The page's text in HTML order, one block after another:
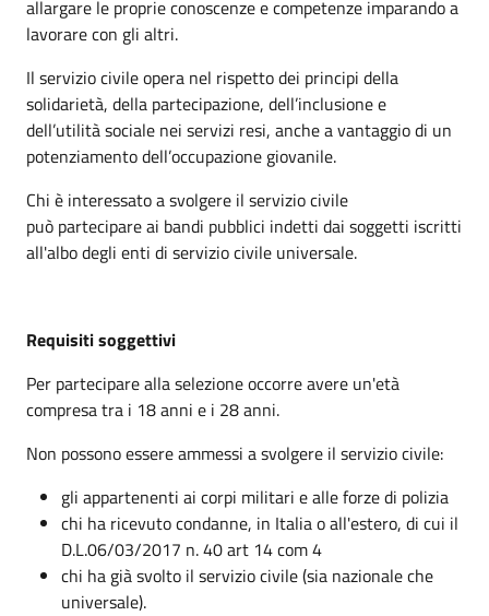
allargare le proprie conoscenze e competenze imparando a
lavorare con gli altri.
Il servizio civile opera nel rispetto dei principi della
solidarietà, della partecipazione, dell’inclusione e
dell’utilità sociale nei servizi resi, anche a vantaggio di un
potenziamento dell’occupazione giovanile.
Chi è interessato a svolgere il servizio civile
può partecipare ai bandi pubblici indetti dai soggetti iscritti
all'albo degli enti di servizio civile universale.
Requisiti soggettivi
Per partecipare alla selezione occorre avere un'età
compresa tra i 18 anni e i 28 anni.
Non possono essere ammessi a svolgere il servizio civile:
gli appartenenti ai corpi militari e alle forze di polizia
chi ha ricevuto condanne, in Italia o all'estero, di cui il
D.L.06/03/2017 n. 40 art 14 com 4
chi ha già svolto il servizio civile (sia nazionale che
universale).